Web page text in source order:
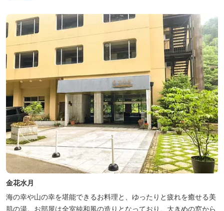
金花水月
海の幸や山の幸を堪能できるお料理と、ゆったりと疲れを癒せる美
肌の湯。お部屋は全室純和風の造りとなっており、大きめの窓から